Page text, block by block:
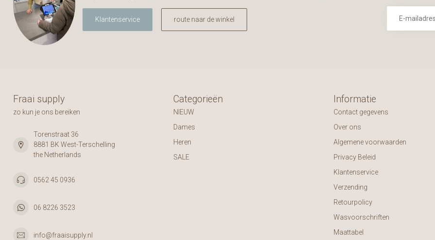
Klantenservice route naar de winkel
Fraai supply
zo kun je ons bereiken
Torenstraat 36
8881 BK West-Terschelling
the Netherlands
0562 45 0936
06 8226 3523
info@fraaisupply.nl
Categorieën
NIEUW
Dames
Heren
SALE
Informatie
Contact gegevens
Over ons
Algemene voorwaarden
Privacy Beleid
Klantenservice
Verzending
Retourpolicy
Wasvoorschriften
Maattabel